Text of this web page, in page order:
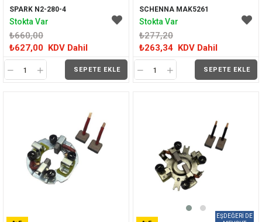
SPARK N2-280-4
₺660,00
₺627,00 KDV Dahil
SEPETE EKLE
Stokta Var
SCHENNA MAK5261
₺277,20
₺263,34 KDV Dahil
SEPETE EKLE
Stokta Var